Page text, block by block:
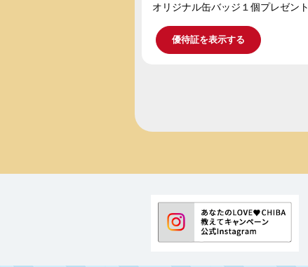
オリジナル缶バッジ１個プレゼント
優待証を表示する